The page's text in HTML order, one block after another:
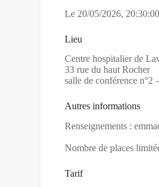
Le 20/05/2026, 20:30:00
Lieu
Centre hospitalier de
33 rue du haut Rocher
salle de conférence n°2
Autres informations
Renseignements :
Nombre de places
Tarif